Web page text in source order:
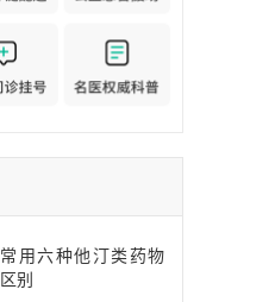
常用六种他汀类药物
区别